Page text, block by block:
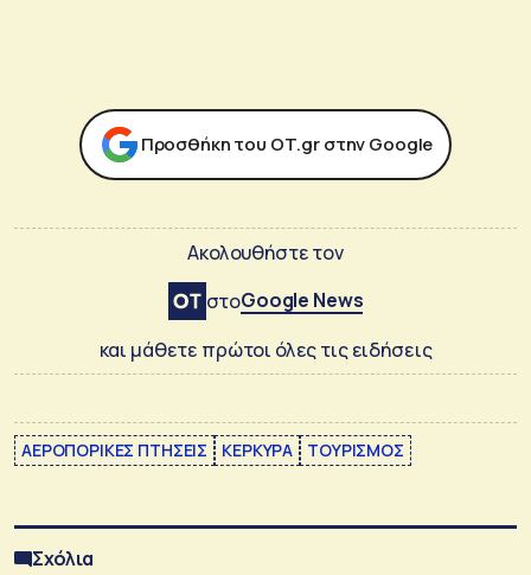
Προσθήκη του ΟΤ.gr στην Google
Ακολουθήστε τον
στοGoogle News
και μάθετε πρώτοι όλες τις ειδήσεις
ΑΕΡΟΠΟΡΙΚΕΣ ΠΤΗΣΕΙΣ ΚΕΡΚΥΡΑ ΤΟΥΡΙΣΜΟΣ
Σχόλια